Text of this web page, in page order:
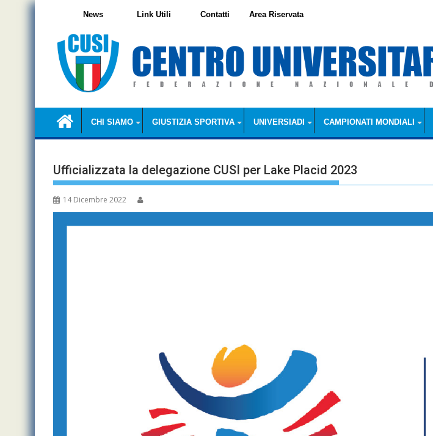
Skip
CHI SIAMO GIUSTIZIA SPORTIVA UNIVERSIADI CAMPIONATI MONDIALI
News Link Utili Contatti Area Riservata
Ufficializzata la delegazione CUSI per Lake Placid 2023
14 Dicembre 2022